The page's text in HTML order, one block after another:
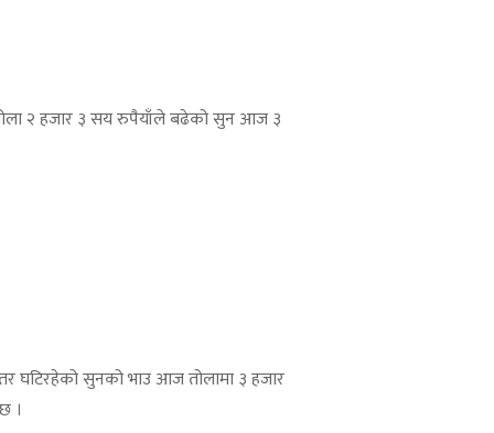
२ हजार ३ सय रुपैयाँले बढेको सुन आज ३
घटिरहेको सुनको भाउ आज तोलामा ३ हजार
।